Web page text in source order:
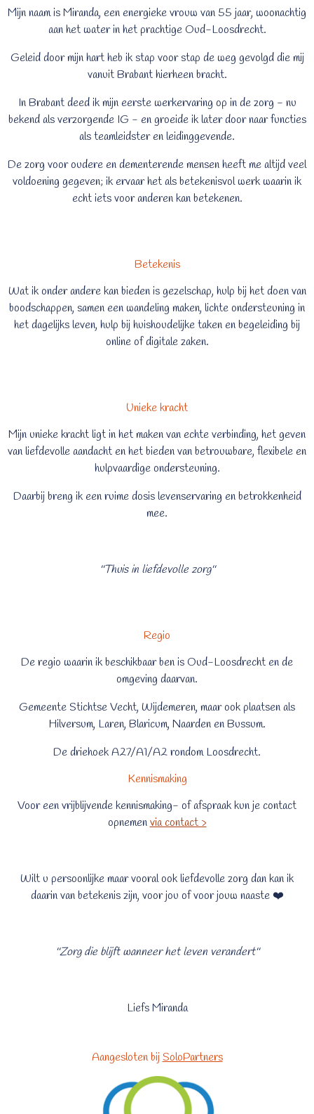
Mijn naam is Miranda, een energieke vrouw van 55 jaar, woonachtig
aan het water in het prachtige Oud-Loosdrecht.
Geleid door mijn hart heb ik stap voor stap de weg gevolgd die mij
vanuit Brabant hierheen bracht.
In Brabant deed ik mijn eerste werkervaring op in de zorg - nu
bekend als verzorgende IG - en groeide ik later door naar functies
als teamleidster en leidinggevende.
De zorg voor oudere en dementerende mensen heeft me altijd veel
voldoening gegeven; ik ervaar het als betekenisvol werk waarin ik
echt iets voor anderen kan betekenen.
Betekenis
Wat ik onder andere kan bieden is gezelschap, hulp bij het doen van
boodschappen, samen een wandeling maken, lichte ondersteuning in
het dagelijks leven, hulp bij huishoudelijke taken en begeleiding bij
online of digitale zaken.
Unieke kracht
Mijn unieke kracht ligt in het maken van echte verbinding, het geven
van liefdevolle aandacht en het bieden van betrouwbare, flexibele en
hulpvaardige ondersteuning.
Daarbij breng ik een ruime dosis levenservaring en betrokkenheid
mee.
''Thuis in liefdevolle zorg''
Regio
De regio waarin ik beschikbaar ben is Oud-Loosdrecht en de
omgeving daarvan.
Gemeente Stichtse Vecht, Wijdemeren, maar ook plaatsen als
Hilversum, Laren, Blaricum, Naarden en Bussum.
De driehoek A27/A1/A2 rondom Loosdrecht.
Kennismaking
Voor een vrijblijvende kennismaking- of afspraak kun je contact
opnemenvia contact >
Wilt u persoonlijke maar vooral ook liefdevolle zorg dan kan ik
daarin van betekenis zijn, voor jou of voor jouw naaste ❤️
''Zorg die blijft wanneer het leven verandert''
Liefs Miranda
Aangesloten bij SoloPartners